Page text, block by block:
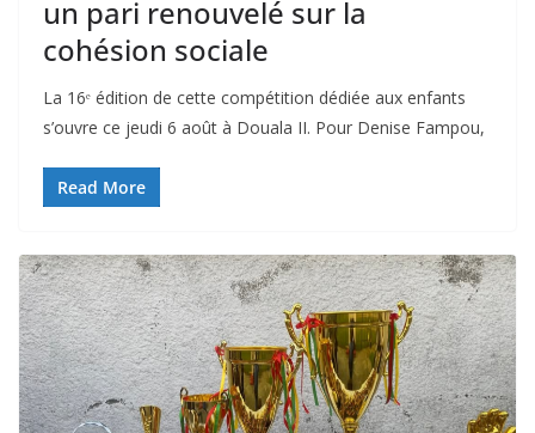
un pari renouvelé sur la
cohésion sociale
La 16ᵉ édition de cette compétition dédiée aux enfants
s’ouvre ce jeudi 6 août à Douala II. Pour Denise Fampou,
Read More